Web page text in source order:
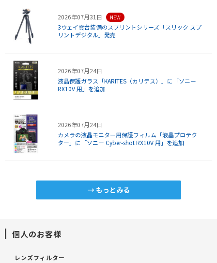
2026年07月31日 NEW
3ウェイ雲台装備のスプリントシリーズ「スリック スプ
リントデジタル」発売
2026年07月24日
液晶保護ガラス「KARITES（カリテス）」に「ソニー
RX10V 用」を追加
2026年07月24日
カメラの液晶モニター用保護フィルム「液晶プロテク
ター」に「ソニー Cyber-shot RX10V 用」を追加
もっとみる
個人のお客様
レンズフィルター